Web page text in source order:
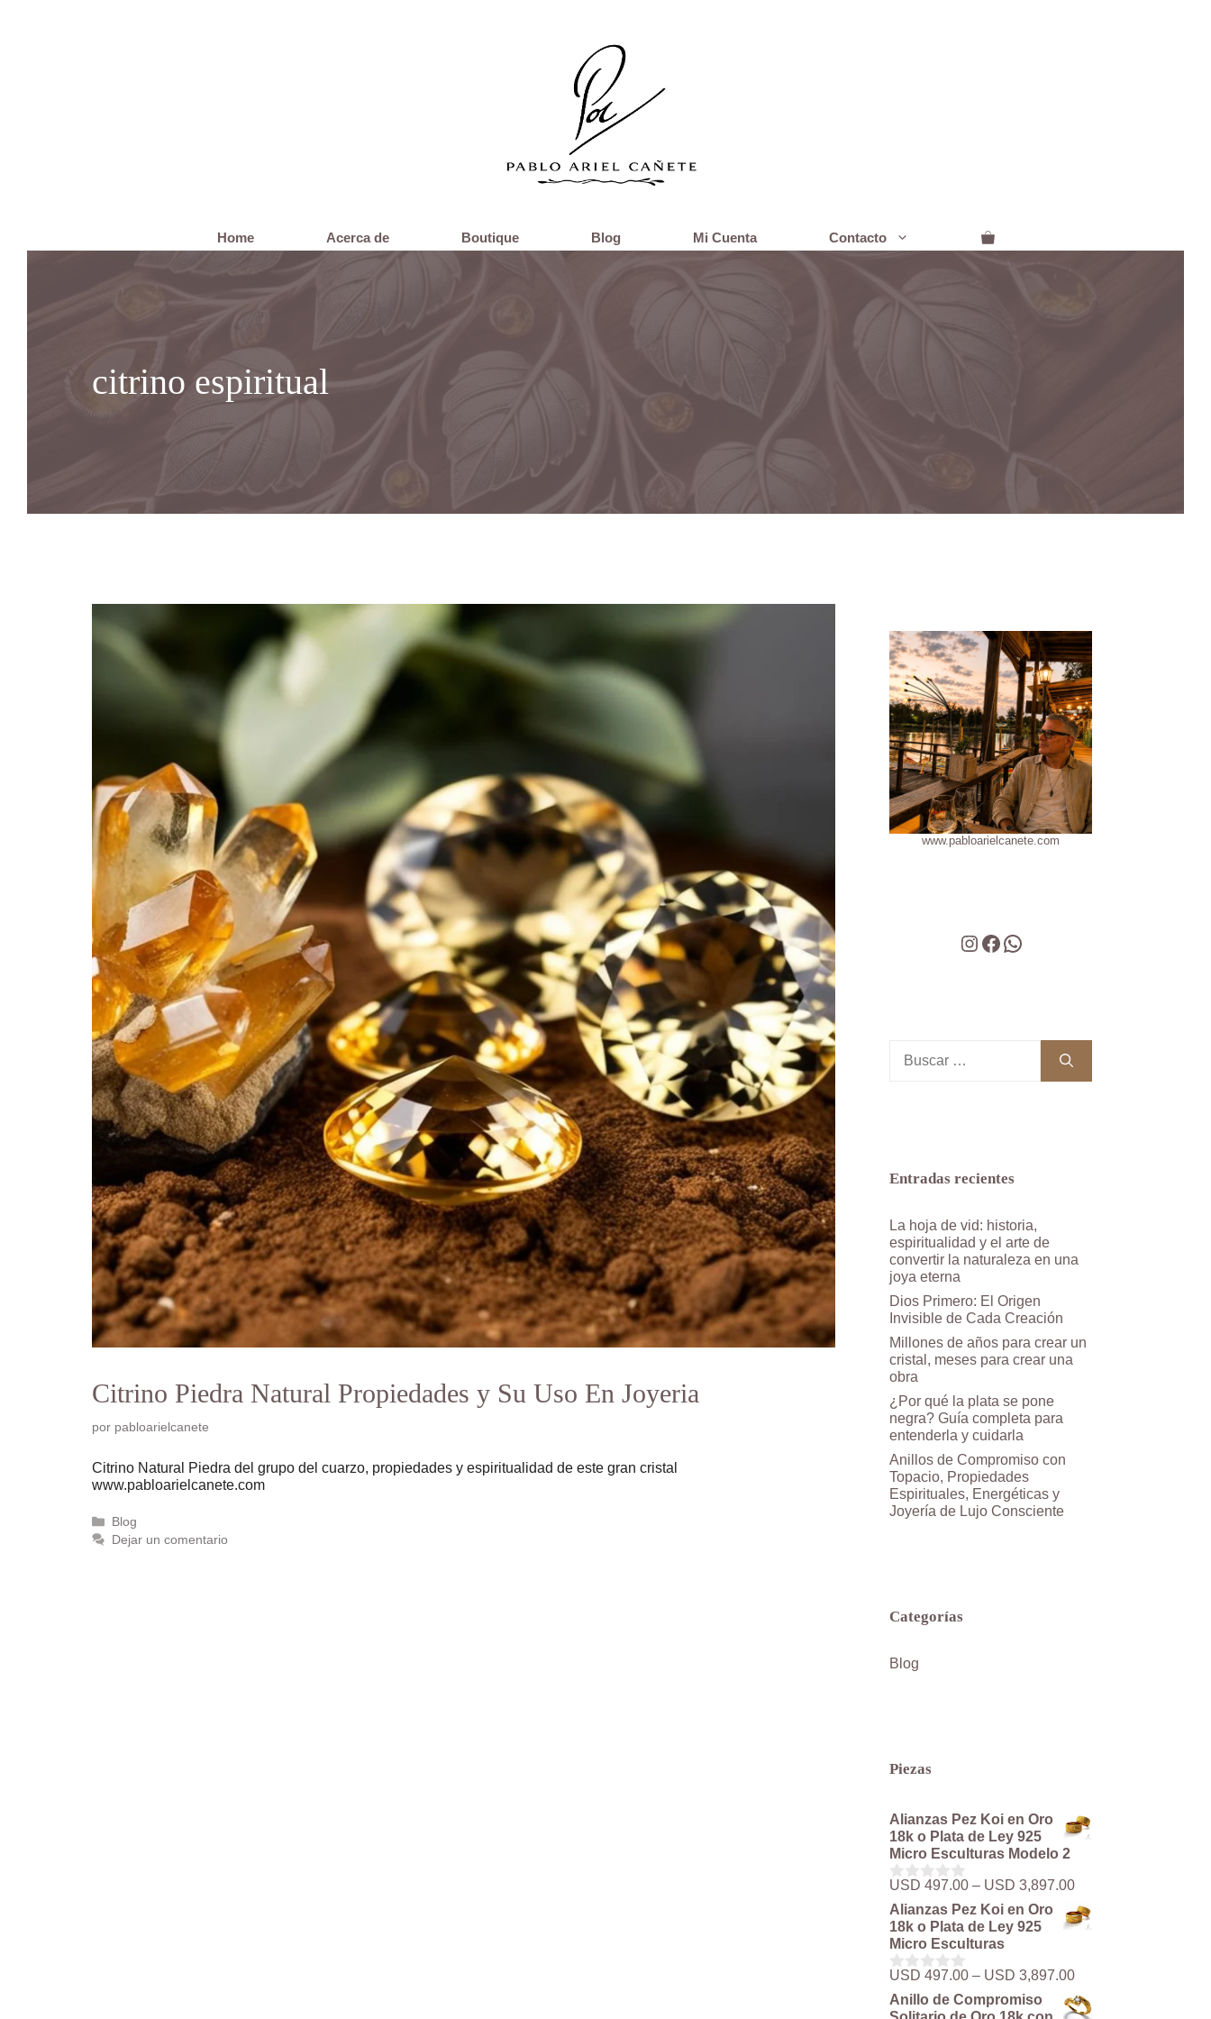
Home Acerca de Boutique Blog Mi Cuenta Contacto
citrino espiritual
Citrino Piedra Natural Propiedades y Su Uso En Joyeria
por pabloarielcanete
Citrino Natural Piedra del grupo del cuarzo, propiedades y espiritualidad de este gran cristal
www.pabloarielcanete.com
Categorías
Blog
Dejar un comentario
www.pabloarielcanete.com
Instagram
Facebook
WhatsApp
Entradas recientes
La hoja de vid: historia,
espiritualidad y el arte de
convertir la naturaleza en una
joya eterna
Dios Primero: El Origen
Invisible de Cada Creación
Millones de años para crear un
cristal, meses para crear una
obra
¿Por qué la plata se pone
negra? Guía completa para
entenderla y cuidarla
Anillos de Compromiso con
Topacio, Propiedades
Espirituales, Energéticas y
Joyería de Lujo Consciente
Categorías
Blog
Piezas
Alianzas Pez Koi en Oro
18k o Plata de Ley 925
Micro Esculturas Modelo 2
0
d
e
5
USD 497.00 – USD 3,897.00Rango
precios:
hasta
Alianzas Pez Koi en Oro
18k o Plata de Ley 925
Micro Esculturas
0
d
e
USD 497.00 – USD 3,897.00Rango
de
precios:
Anillo de Compromiso